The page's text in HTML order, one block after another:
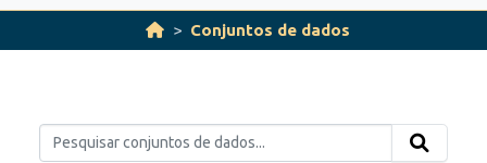
Conjuntos de dados